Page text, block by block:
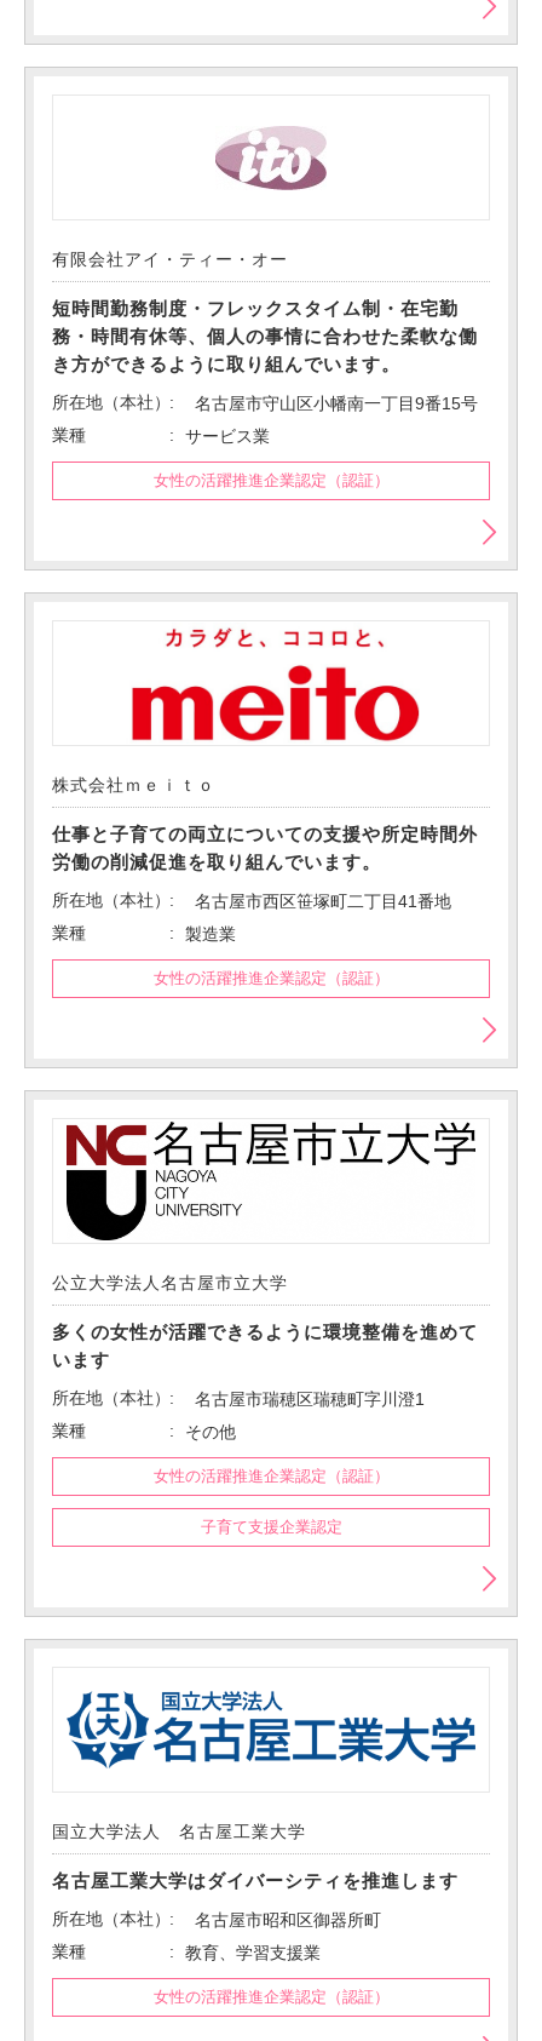
有限会社アイ・ティー・オー
短時間勤務制度・フレックスタイム制・在宅勤
務・時間有休等、個人の事情に合わせた柔軟な働
き方ができるように取り組んでいます。
所在地（本社）
名古屋市守山区小幡南一丁目9番15号
業種
サービス業
女性の活躍推進企業認定（認証）
株式会社ｍｅｉｔｏ
仕事と子育ての両立についての支援や所定時間外
労働の削減促進を取り組んでいます。
所在地（本社）
名古屋市西区笹塚町二丁目41番地
業種
製造業
女性の活躍推進企業認定（認証）
公立大学法人名古屋市立大学
多くの女性が活躍できるように環境整備を進めて
います
所在地（本社）
名古屋市瑞穂区瑞穂町字川澄1
業種
その他
女性の活躍推進企業認定（認証）
子育て支援企業認定
国立大学法人 名古屋工業大学
名古屋工業大学はダイバーシティを推進します
所在地（本社）
名古屋市昭和区御器所町
業種
教育、学習支援業
女性の活躍推進企業認定（認証）